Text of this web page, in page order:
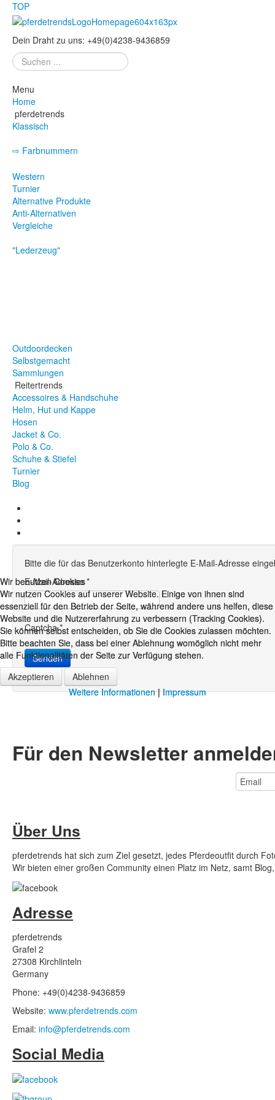
TOP
Dein Draht zu uns: +49(0)4238-9436859
Suchen
...
Menu
Home
pferdetrends
Klassisch
⇨ Farbnummern
Western
Turnier
Alternative Produkte
Anti-Alternativen
Vergleiche
"Lederzeug"
Outdoordecken
Selbstgemacht
Sammlungen
Reitertrends
Accessoires & Handschuhe
Helm, Hut und Kappe
Hosen
Jacket & Co.
Polo & Co.
Schuhe & Stiefel
Turnier
Blog
Bitte die für das Benutzerkonto hinterlegte E-Mail-Adresse
E-Mail-Adresse*
Captcha*
Senden
Für den Newsletter
Über Uns
pferdetrends hat sich zum Ziel gesetzt, jedes Pferdeoutfit durch
Wir bieten einer großen Community einen Platz im Netz, samt
Adresse
pferdetrends
Grafel 2
27308 Kirchlinteln
Germany
Phone: +49(0)4238-9436859
Website: www.pferdetrends.com
Email: info@pferdetrends.com
Social Media
Wir benutzen Cookies
Wir nutzen Cookies auf unserer Website. Einige von ihnen sind
essenziell für den Betrieb der Seite, während andere uns helfen, diese
Website und die Nutzererfahrung zu verbessern (Tracking Cookies).
Sie können selbst entscheiden, ob Sie die Cookies zulassen möchten.
Bitte beachten Sie, dass bei einer Ablehnung womöglich nicht mehr
alle Funktionalitäten der Seite zur Verfügung stehen.
Akzeptieren
Ablehnen
Weitere Informationen|Impressum
Wir benutzen Cookies
Wir nutzen Cookies auf unserer Website. Einige von ihnen sind
essenziell für den Betrieb der Seite, während andere uns helfen, diese
Website und die Nutzererfahrung zu verbessern (Tracking Cookies).
Sie können selbst entscheiden, ob Sie die Cookies zulassen möchten.
Bitte beachten Sie, dass bei einer Ablehnung womöglich nicht mehr
alle Funktionalitäten der Seite zur Verfügung stehen.
Akzeptieren
Ablehnen
Weitere Informationen|Impressum